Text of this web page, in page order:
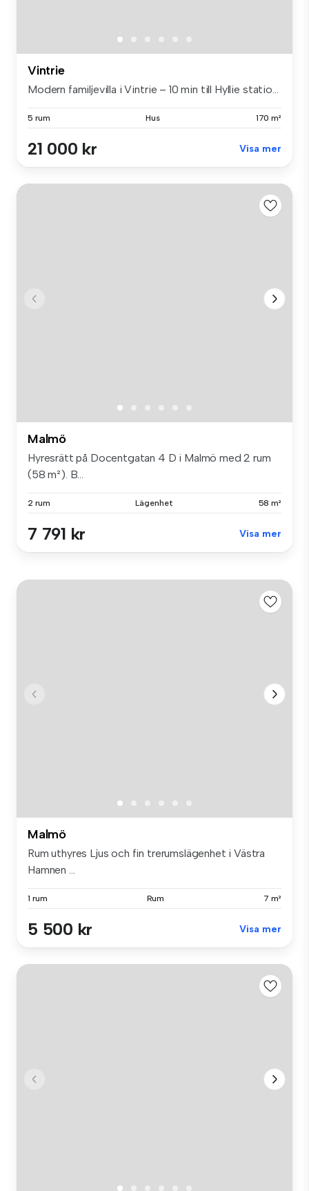
Vintrie
Modern familjevilla i Vintrie – 10 min till Hyllie statio...
5 rum Hus 170 m²
21 000 kr Visa mer
Malmö
Hyresrätt på Docentgatan 4 D i Malmö med 2 rum
(58 m²). B...
2 rum Lägenhet 58 m²
7 791 kr Visa mer
Malmö
Rum uthyres Ljus och fin trerumslägenhet i Västra
Hamnen ...
1 rum Rum 7 m²
5 500 kr Visa mer